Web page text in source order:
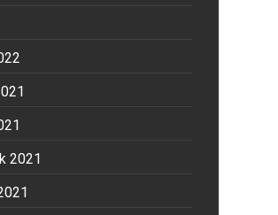
2021